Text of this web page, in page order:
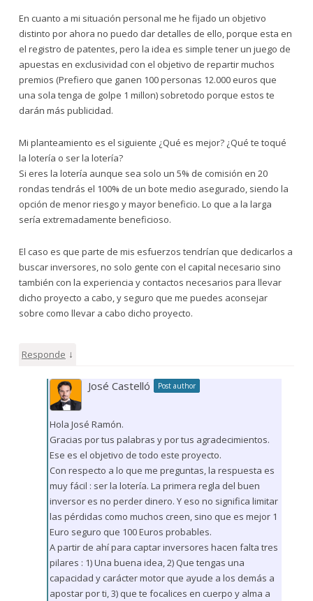
En cuanto a mi situación personal me he fijado un objetivo
distinto por ahora no puedo dar detalles de ello, porque esta en
el registro de patentes, pero la idea es simple tener un juego de
apuestas en exclusividad con el objetivo de repartir muchos
premios (Prefiero que ganen 100 personas 12.000 euros que
una sola tenga de golpe 1 millon) sobretodo porque estos te
darán más publicidad.
Mi planteamiento es el siguiente ¿Qué es mejor? ¿Qué te toqué
la lotería o ser la lotería?
Si eres la lotería aunque sea solo un 5% de comisión en 20
rondas tendrás el 100% de un bote medio asegurado, siendo la
opción de menor riesgo y mayor beneficio. Lo que a la larga
sería extremadamente beneficioso.
El caso es que parte de mis esfuerzos tendrían que dedicarlos a
buscar inversores, no solo gente con el capital necesario sino
también con la experiencia y contactos necesarios para llevar
dicho proyecto a cabo, y seguro que me puedes aconsejar
sobre como llevar a cabo dicho proyecto.
Responde ↓
José Castelló Post author
Hola José Ramón.
Gracias por tus palabras y por tus agradecimientos.
Ese es el objetivo de todo este proyecto.
Con respecto a lo que me preguntas, la respuesta es
muy fácil : ser la lotería. La primera regla del buen
inversor es no perder dinero. Y eso no significa limitar
las pérdidas como muchos creen, sino que es mejor 1
Euro seguro que 100 Euros probables.
A partir de ahí para captar inversores hacen falta tres
pilares : 1) Una buena idea, 2) Que tengas una
capacidad y carácter motor que ayude a los demás a
apostar por ti, 3) que te focalices en cuerpo y alma a